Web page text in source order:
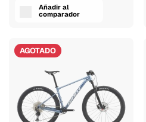
Añadir al
comparador
AGOTADO